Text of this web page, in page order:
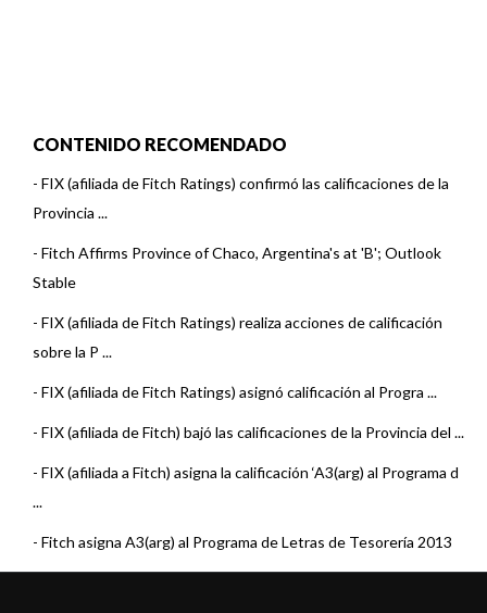
CONTENIDO RECOMENDADO
- FIX (afiliada de Fitch Ratings) confirmó las calificaciones de la
Provincia ...
- Fitch Affirms Province of Chaco, Argentina's at 'B'; Outlook
Stable
- FIX (afiliada de Fitch Ratings) realiza acciones de calificación
sobre la P ...
- FIX (afiliada de Fitch Ratings) asignó calificación al Progra ...
- FIX (afiliada de Fitch) bajó las calificaciones de la Provincia del ...
- FIX (afiliada a Fitch) asigna la calificación ‘A3(arg) al Programa d
...
- Fitch asigna A3(arg) al Programa de Letras de Tesorería 2013
de la P ...